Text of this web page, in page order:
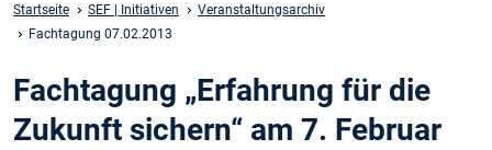
Startseite SEF | Initiativen
Veranstaltungsarchiv
Fachtagung 07.02.2013
Fachtagung „Erfahrung für die
Zukunft sichern“ am 7. Februar